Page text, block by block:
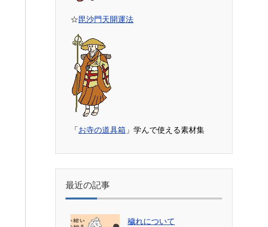
☆毘沙門天開運法
「 お寺の道具箱 」学んで使える素材集
最近の記事
穢れについて